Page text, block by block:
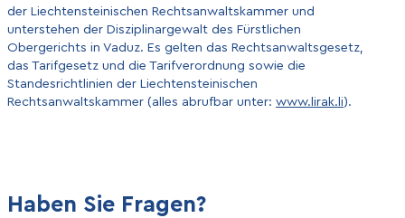
der Liechtensteinischen Rechtsanwaltskammer und
unterstehen der Disziplinargewalt des Fürstlichen
Obergerichts in Vaduz. Es gelten das Rechtsanwaltsgesetz,
das Tarifgesetz und die Tarifverordnung sowie die
Standesrichtlinien der Liechtensteinischen
Rechtsanwaltskammer (alles abrufbar unter: www.lirak.li).
Haben Sie Fragen?